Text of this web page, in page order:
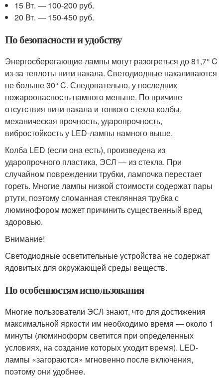
15 Вт. — 100-200 руб.
20 Вт. — 150-450 руб.
По безопасности и удобству
Энергосберегающие лампы могут разогреться до 81,7° C
из-за теплоты нити накала. Светодиодные накаливаются
не больше 30° C. Следовательно, у последних
пожароопасность намного меньше. По причине
отсутствия нити накала и тонкого стекла колбы,
механическая прочность, ударопрочность,
вибростойкость у LED-лампы намного выше.
Колба LED (если она есть), произведена из
ударопрочного пластика, ЭСЛ — из стекла. При
случайном повреждении трубки, лампочка перестает
гореть. Многие лампы низкой стоимости содержат пары
ртути, поэтому сломанная стеклянная трубка с
люминофором может причинить существенный вред
здоровью.
Внимание!
Светодиодные осветительные устройства не содержат
ядовитых для окружающей среды веществ.
По особенностям использования
Многие пользователи ЭСЛ знают, что для достижения
максимальной яркости им необходимо время — около 1
минуты (люминоформ светится при определенных
условиях, на создание которых уходит время). LED-
лампы «загораются» мгновенно после включения,
поэтому они удобнее.